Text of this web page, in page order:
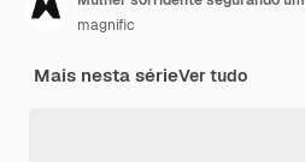
magnific
Mais nesta sérieVer tudo